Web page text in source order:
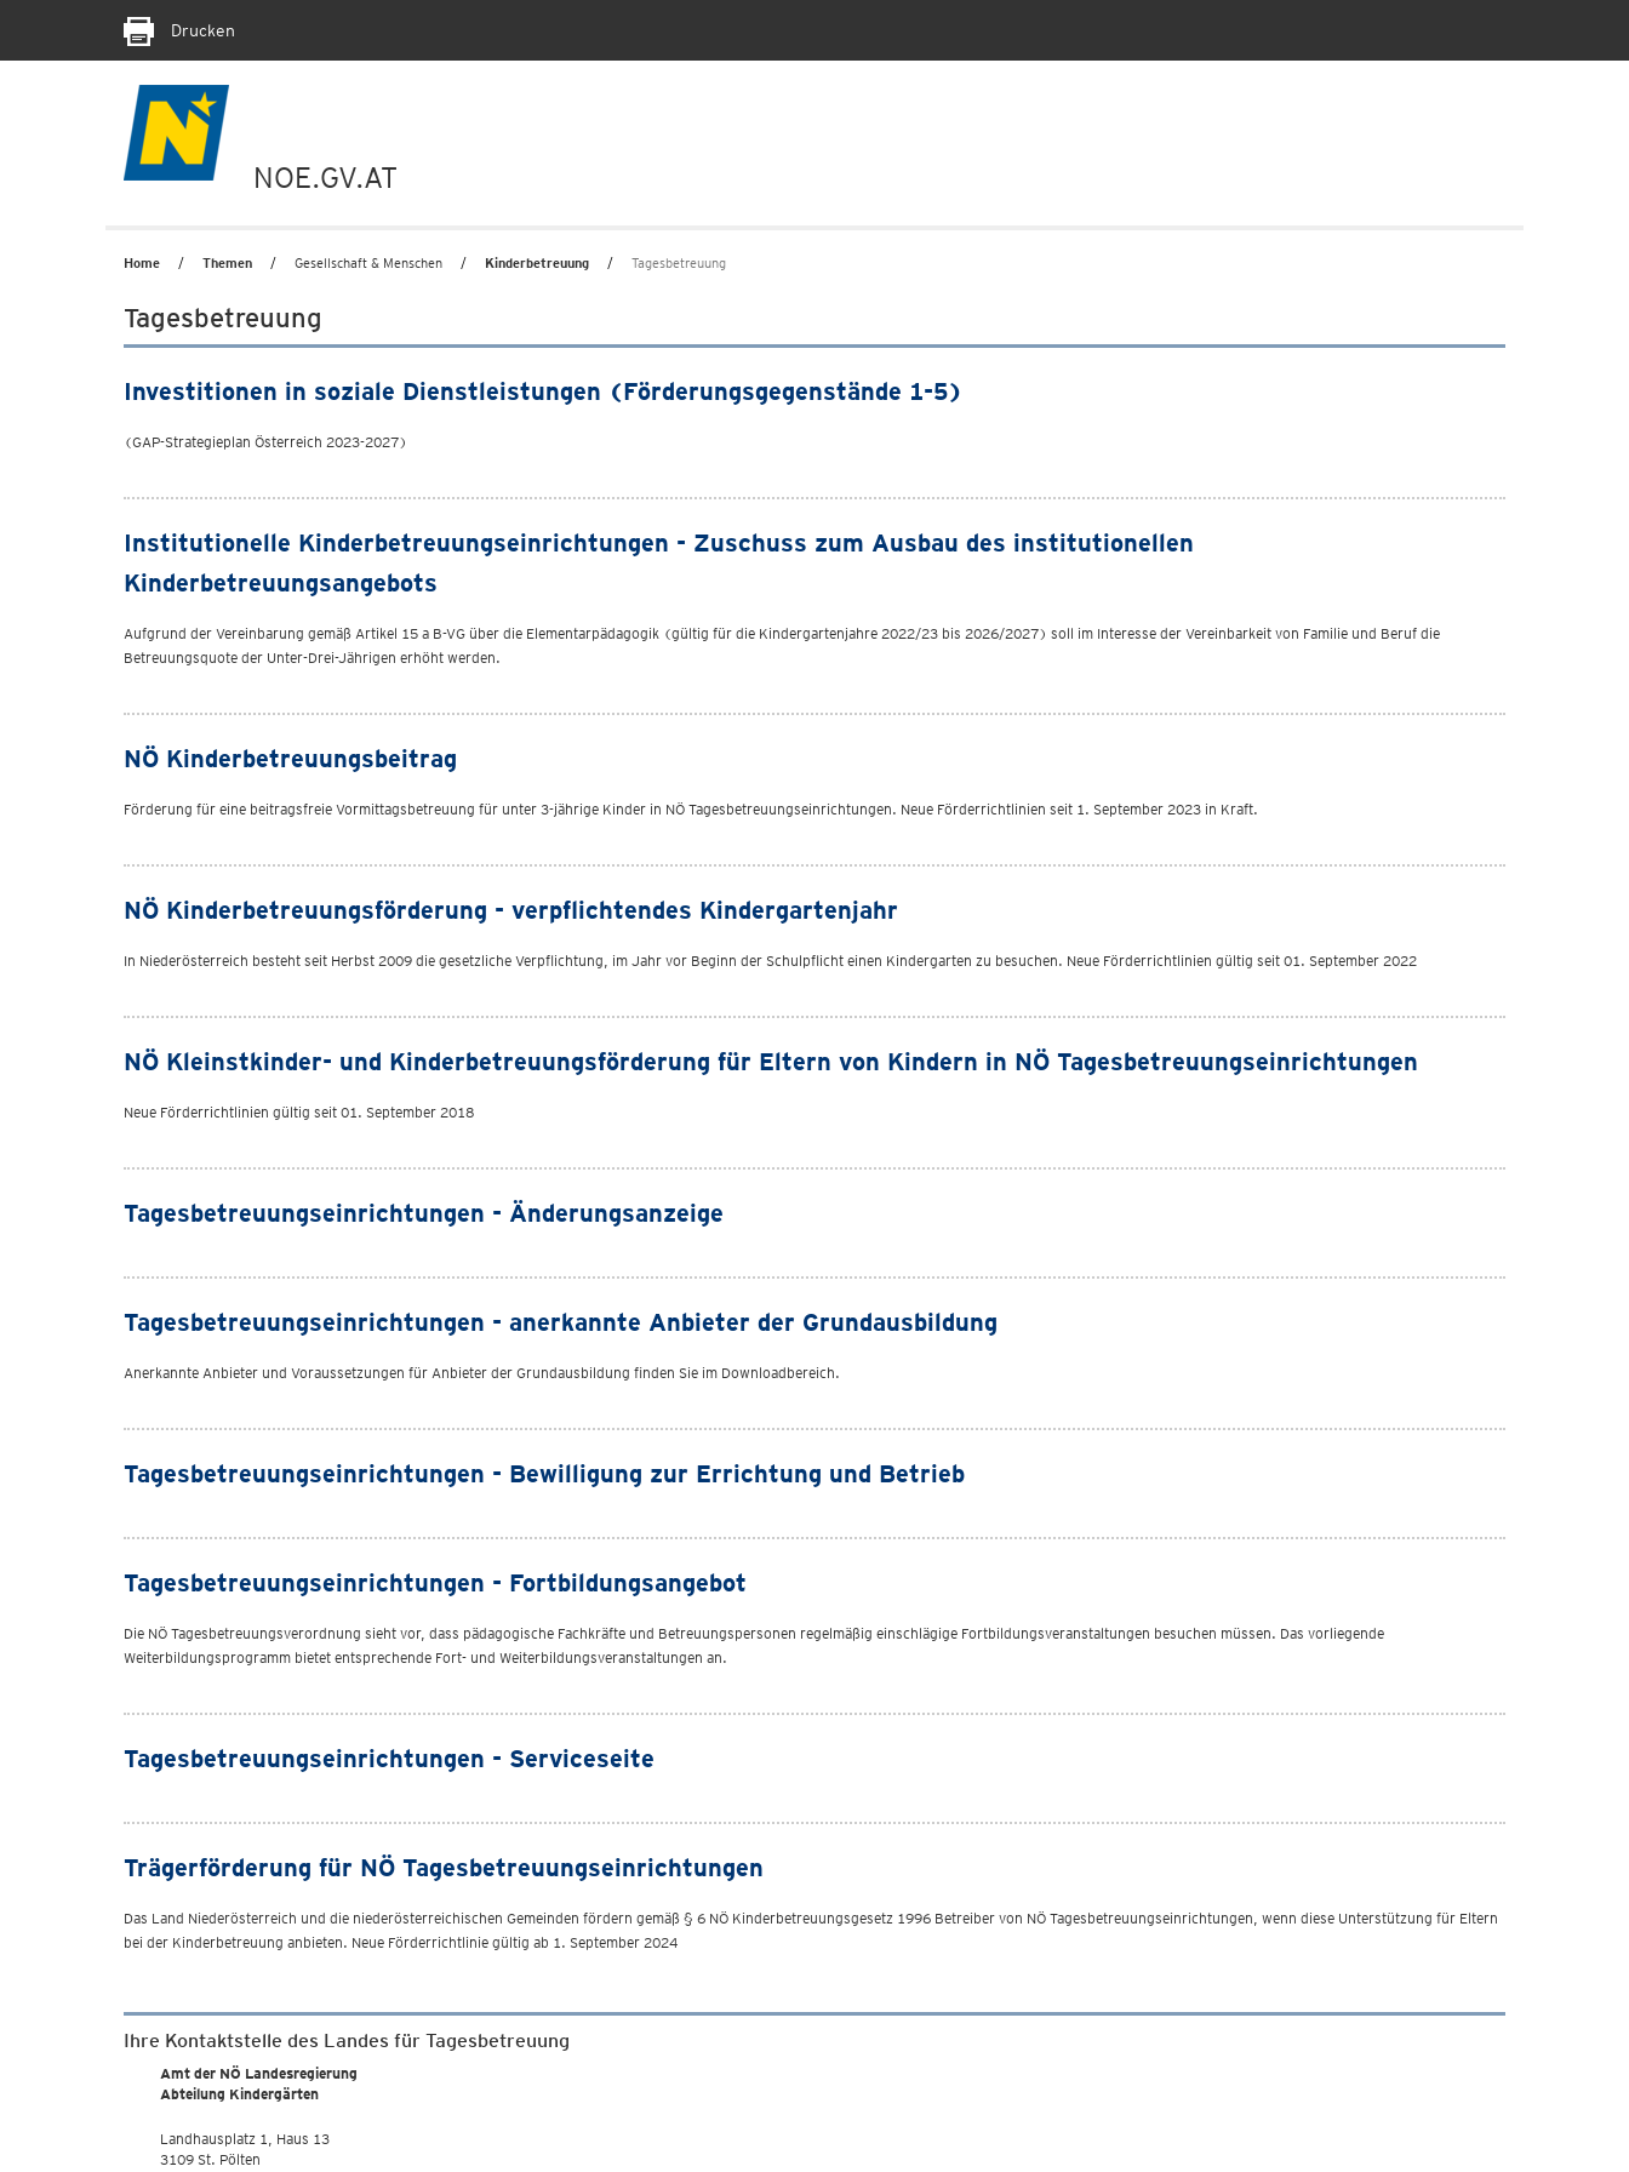
Drucken
NOE.GV.AT
Home Themen Gesellschaft & Menschen Kinderbetreuung Tagesbetreuung
Tagesbetreuung
Investitionen in soziale Dienstleistungen (Förderungsgegenstände 1-5)
(GAP-Strategieplan Österreich 2023-2027)
Institutionelle Kinderbetreuungseinrichtungen - Zuschuss zum Ausbau des institutionellen
Kinderbetreuungsangebots
Aufgrund der Vereinbarung gemäß Artikel 15 a B-VG über die Elementarpädagogik (gültig für die Kindergartenjahre 2022/23 bis 2026/2027) soll im Interesse der Vereinbarkeit von Familie und Beruf die
Betreuungsquote der Unter-Drei-Jährigen erhöht werden.
NÖ Kinderbetreuungsbeitrag
Förderung für eine beitragsfreie Vormittagsbetreuung für unter 3-jährige Kinder in NÖ Tagesbetreuungseinrichtungen. Neue Förderrichtlinien seit 1. September 2023 in Kraft.
NÖ Kinderbetreuungsförderung - verpflichtendes Kindergartenjahr
In Niederösterreich besteht seit Herbst 2009 die gesetzliche Verpflichtung, im Jahr vor Beginn der Schulpflicht einen Kindergarten zu besuchen. Neue Förderrichtlinien gültig seit 01. September 2022
NÖ Kleinstkinder- und Kinderbetreuungsförderung für Eltern von Kindern in NÖ Tagesbetreuungseinrichtungen
Neue Förderrichtlinien gültig seit 01. September 2018
Tagesbetreuungseinrichtungen - Änderungsanzeige
Tagesbetreuungseinrichtungen - anerkannte Anbieter der Grundausbildung
Anerkannte Anbieter und Voraussetzungen für Anbieter der Grundausbildung finden Sie im Downloadbereich.
Tagesbetreuungseinrichtungen - Bewilligung zur Errichtung und Betrieb
Tagesbetreuungseinrichtungen - Fortbildungsangebot
Die NÖ Tagesbetreuungsverordnung sieht vor, dass pädagogische Fachkräfte und Betreuungspersonen regelmäßig einschlägige Fortbildungsveranstaltungen besuchen müssen. Das vorliegende
Weiterbildungsprogramm bietet entsprechende Fort- und Weiterbildungsveranstaltungen an.
Tagesbetreuungseinrichtungen - Serviceseite
Trägerförderung für NÖ Tagesbetreuungseinrichtungen
Das Land Niederösterreich und die niederösterreichischen Gemeinden fördern gemäß § 6 NÖ Kinderbetreuungsgesetz 1996 Betreiber von NÖ Tagesbetreuungseinrichtungen, wenn diese Unterstützung für Eltern
bei der Kinderbetreuung anbieten. Neue Förderrichtlinie gültig ab 1. September 2024
Ihre Kontaktstelle des Landes für Tagesbetreuung
Amt der NÖ Landesregierung
Abteilung Kindergärten
Landhausplatz 1, Haus 13
3109 St. Pölten